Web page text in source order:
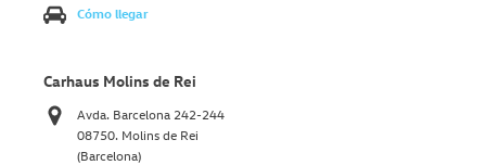
Cómo llegar
Carhaus Molins de Rei
Avda. Barcelona 242-244
08750. Molins de Rei
(Barcelona)